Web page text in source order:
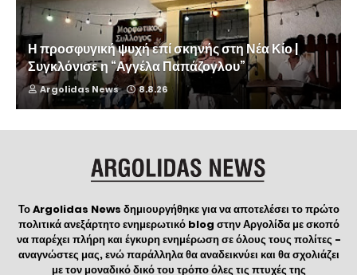
Η προσφυγική ψυχή επί σκηνής στη Νέα Κίο |
Συγκλόνισε η “Αγγέλα Παπάζογλου”
Argolidas News 8.8.26
Το Argolidas News δημιουργήθηκε για να αποτελέσει το πρώτο
πολιτικά ανεξάρτητο ενημερωτικό blog στην Αργολίδα με σκοπό
να παρέχει πλήρη και έγκυρη ενημέρωση σε όλους τους πολίτες -
αναγνώστες μας, ενώ παράλληλα θα αναδεικνύει και θα σχολιάζει
με τον μοναδικό δικό του τρόπο όλες τις πτυχές της